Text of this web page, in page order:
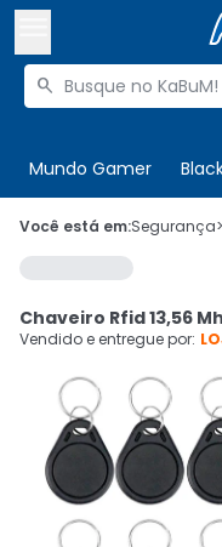
Buscar produtos

Mundo Gamer
 Olá. Acesse
 Departamentos
Cupons
Mais Vendidos
Ativar tradutor em
Você está em:Segurança>
Chaveiro Rfid 13,56
Vendido e entregue por: